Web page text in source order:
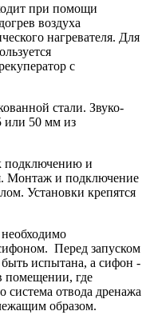
при помощи
воздуха
нагревателя. Для
с
стали. Звуко-
или 50 мм из
подключению и
Монтаж и подключение
Установки крепятся
необходимо
Перед запуском
испытана, а сифон -
помещении, где
система отвода дренажа
образом.